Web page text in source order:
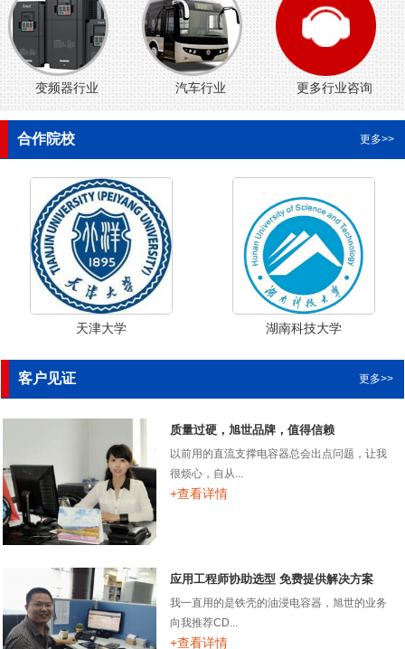
变频器行业 汽车行业 更多行业咨询
合作院校 更多>>
天津大学 湖南科技大学
客户见证 更多>>
质量过硬，旭世品牌，值得信赖
以前用的直流支撑电容器总会出点问题，让我
很烦心，自从...
+查看详情
应用工程师协助选型 免费提供解决方案
我一直用的是铁壳的油浸电容器，旭世的业务
向我推荐CD...
+查看详情